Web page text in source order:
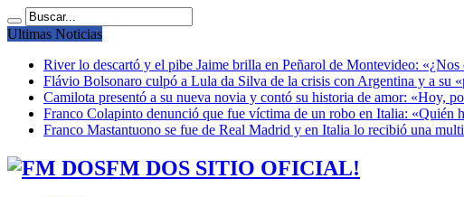
Ultimas Noticias
River lo descartó y el pibe Jaime brilla en Peñarol de Montevideo: «¿Nos
Flávio Bolsonaro culpó a Lula da Silva de la crisis con Argentina y a su
Camilota presentó a su nueva novia y contó su historia de amor: «Hoy,
Franco Colapinto denunció que fue víctima de un robo en Italia: «Quién
Franco Mastantuono se fue de Real Madrid y en Italia lo recibió una
FM DOS SITIO OFICIAL!